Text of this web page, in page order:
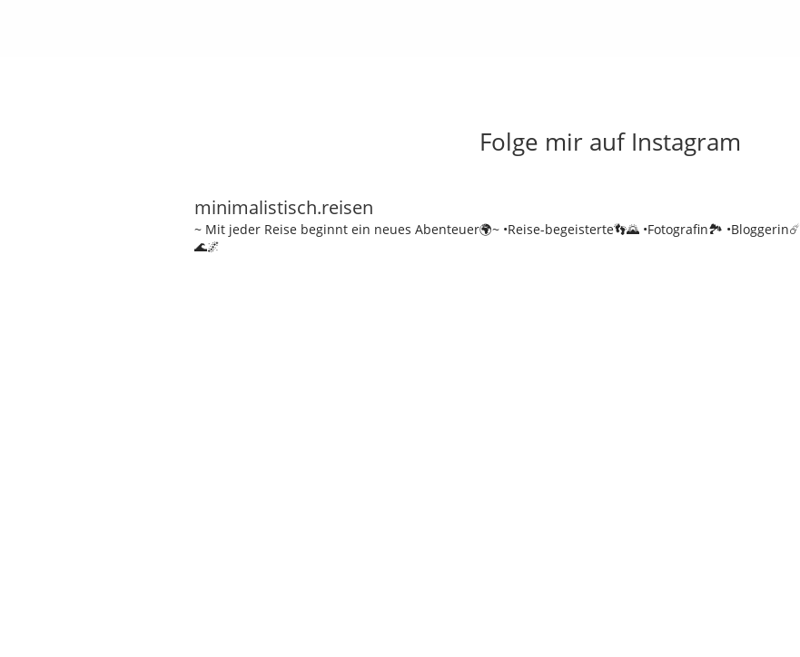
Folge mir auf Instagram
minimalistisch.reisen
~ Mit jeder Reise beginnt ein neues Abenteuer🌍~ •Reise-begeisterte👣🌄 •Fotografin🏞️ •Bloggerin☄️
🌊🌌